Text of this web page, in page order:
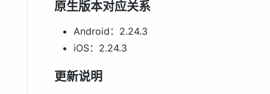
原生版本对应关系
Android：2.24.3
iOS：2.24.3
更新说明